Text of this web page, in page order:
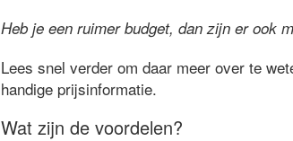
Heb je een ruimer budget, dan zijn er ook
Lees snel verder om daar meer over te
handige prijsinformatie.
Wat zijn de voordelen?